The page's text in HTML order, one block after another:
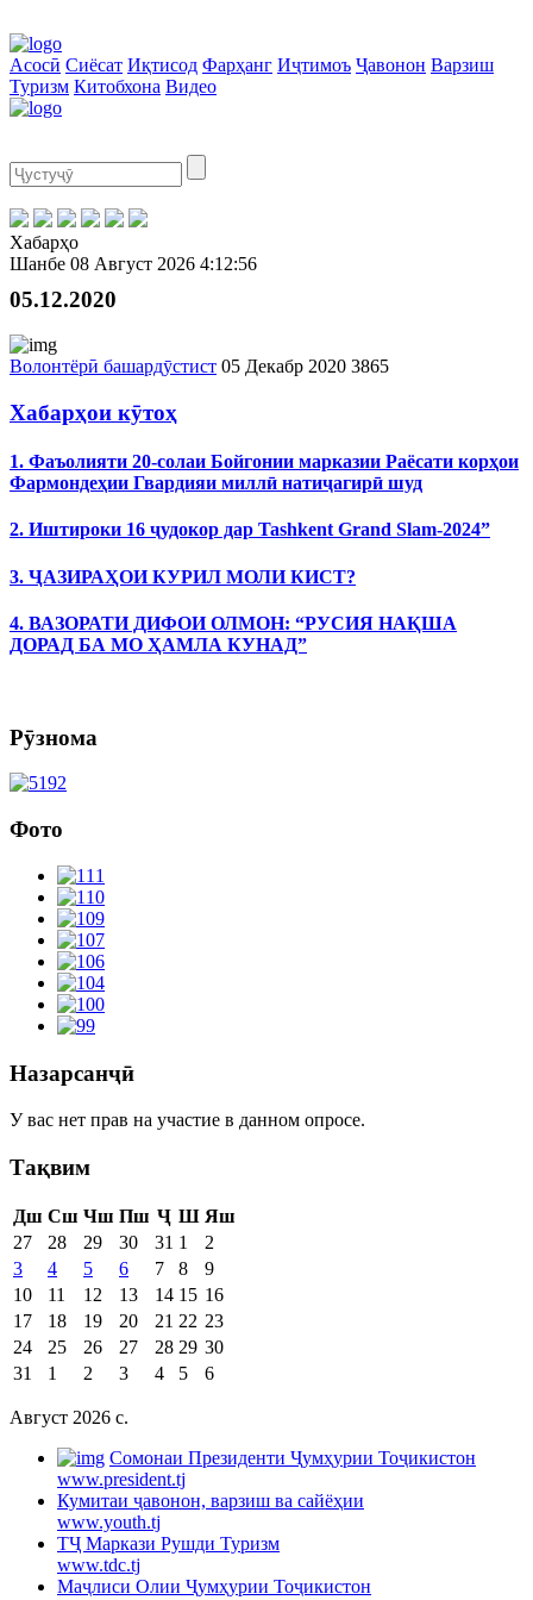
Асосӣ Сиёсат Иқтисод Фарҳанг Иҷтимоъ Ҷавонон Варзиш
Туризм Китобхона Видео
Хабарҳо
Шанбе 08 Август 2026 4:12:56
05.12.2020
Волонтёрӣ башардӯстист 05 Декабр 2020 3865
Хабарҳои кӯтоҳ
1. Фаъолияти 20-солаи Бойгонии марказии Раёсати корҳои
Фармондеҳии Гвардияи миллӣ натиҷагирӣ шуд
2. Иштироки 16 ҷудокор дар Tashkent Grand Slam-2024”
3. ҶАЗИРАҲОИ КУРИЛ МОЛИ КИСТ?
4. ВАЗОРАТИ ДИФОИ ОЛМОН: “РУСИЯ НАҚША
ДОРАД БА МО ҲАМЛА КУНАД”
Рӯзнома
Фото
Назарсанҷӣ
У вас нет прав на участие в данном опросе.
Тақвим
Дш Сш Чш Пш Ҷ Ш Яш
27
28 29 30 31 1
2
3
4 5 6 7 8
9
10
11 12 13 14 15 16
17
18 19 20 21 22 23
24
25 26 27 28 29 30
31
1 2 3 4 5 6
Август 2026 c.
Cомонаи Президенти Ҷумҳурии Тоҷикистон
www.president.tj
Кумитаи ҷавонон, варзиш ва сайёҳии
www.youth.tj
ТҶ Маркази Рушди Туризм
www.tdc.tj
Маҷлиси Олии Ҷумҳурии Тоҷикистон